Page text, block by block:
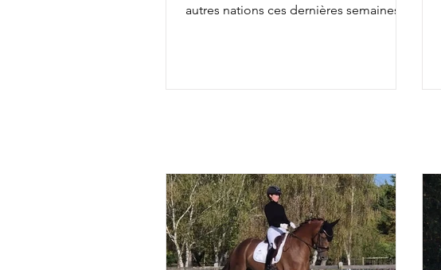
autres nations ces dernières semaines,
de l'équipe de France des
Roussel & Bel Amour Jean Morel
commentait : " Nous sommes fiers de
présenter une é